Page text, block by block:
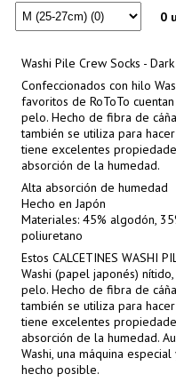
0
Washi Pile Crew Socks -
Confeccionados con hilo
favoritos de RoToTo
pelo. Hecho de fibra de
también se utiliza para
tiene excelentes
absorción de la humedad.
Alta absorción de humedad
Hecho en Japón
Materiales: 45% algodón,
poliuretano
Estos CALCETINES WASHI
Washi (papel japonés)
pelo. Hecho de fibra de
también se utiliza para
tiene excelentes
absorción de la humedad.
Washi, una máquina
hecho posible.